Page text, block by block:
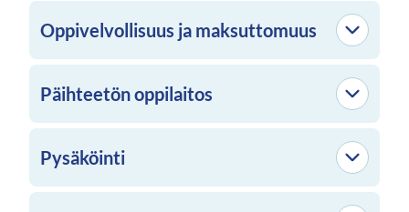
Oppivelvollisuus ja maksuttomuus
Päihteetön oppilaitos
Pysäköinti